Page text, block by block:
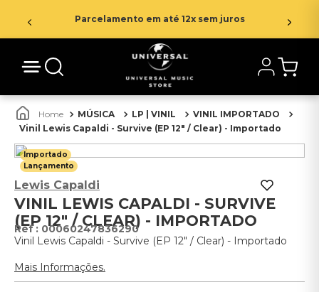
Parcelamento em até 12x sem juros
MÚSICA LP | VINIL
VINIL IMPORTADO
Vinil Lewis Capaldi - Survive (EP 12" / Clear) - Importado
Importado
Lançamento
Lewis Capaldi
VINIL LEWIS CAPALDI - SURVIVE
(EP 12" / CLEAR) - IMPORTADO
: 00060247836290
Vinil Lewis Capaldi - Survive (EP 12" / Clear) - Importado
Mais Informações.